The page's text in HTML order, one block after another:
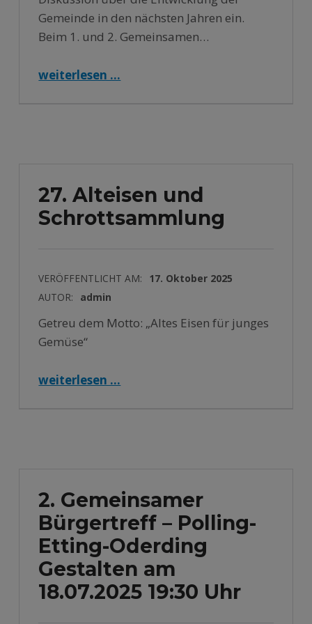
Gemeinde in den nächsten Jahren ein.
Beim 1. und 2. Gemeinsamen…
“3. Gemeinsamer Bürgertreff – Polling-Etting-Oderding Gestalten am 13.11.2025 19:30 Uhr – Klosterwirt Polling”
weiterlesen …
27. Alteisen und
Schrottsammlung
VERÖFFENTLICHT AM:
17. Oktober 2025
AUTOR:
admin
Getreu dem Motto: „Altes Eisen für junges
Gemüse“
“27. Alteisen und Schrottsammlung”
weiterlesen …
2. Gemeinsamer
Bürgertreff – Polling-
Etting-Oderding
Gestalten am
18.07.2025 19:30 Uhr